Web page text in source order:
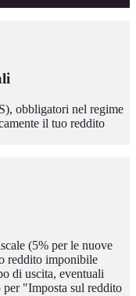
obbligatori nel regime
il tuo reddito
(5% per le nuove
reddito imponibile
di uscita, eventuali
"Imposta sul reddito